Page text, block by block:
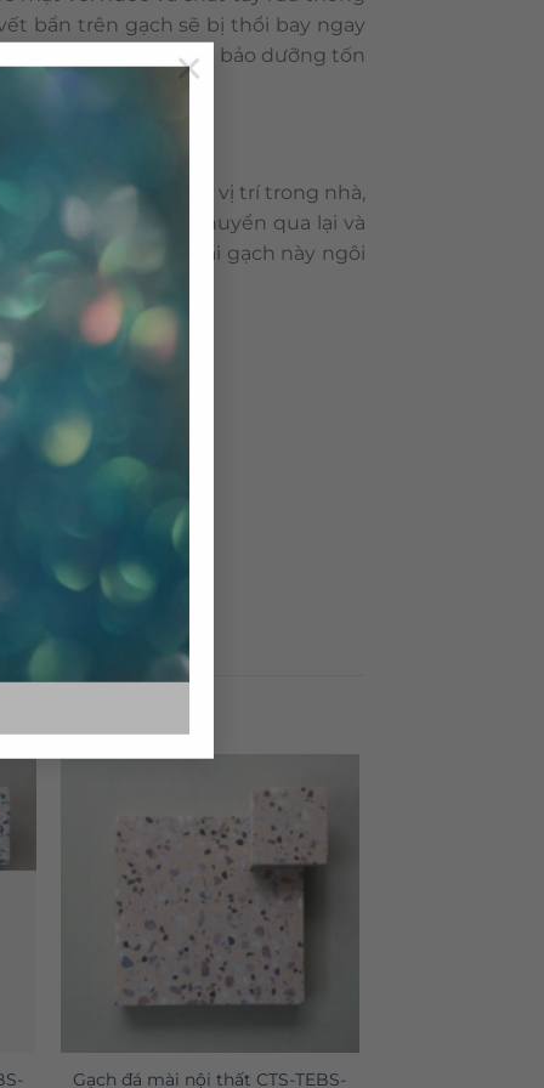
×
bẩn trên gạch sẽ bị thổi bay ngay
sóc hay thực hiện bảo dưỡng tốn
sử dụng cho nhiều vị trí trong nhà,
xuyên có sự di chuyển qua lại và
độ. Sử dụng loại gạch này ngôi
khác.
Gạch đá mài nội thất CTS-TEBS-